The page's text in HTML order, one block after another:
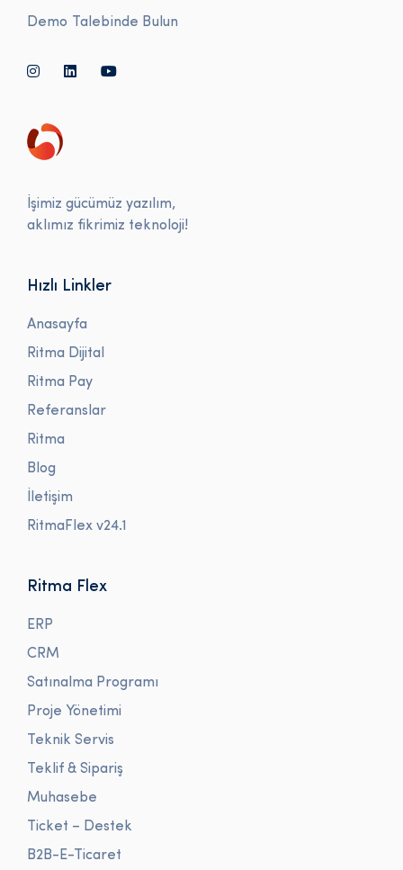
Demo Talebinde Bulun
İşimiz gücümüz yazılım,
aklımız fikrimiz teknoloji!
Hızlı Linkler
Anasayfa
Ritma Dijital
Ritma Pay
Referanslar
Ritma
Blog
İletişim
RitmaFlex v24.1
Ritma Flex
ERP
CRM
Satınalma Programı
Proje Yönetimi
Teknik Servis
Teklif & Sipariş
Muhasebe
Ticket – Destek
B2B-E-Ticaret